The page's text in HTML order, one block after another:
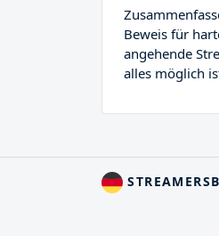
Beweis für
angehende
alles möglich